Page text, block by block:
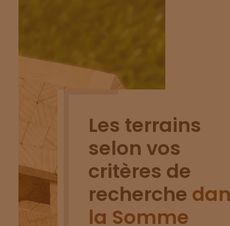
Les terrains
selon vos
critères de
recherche
la Somme